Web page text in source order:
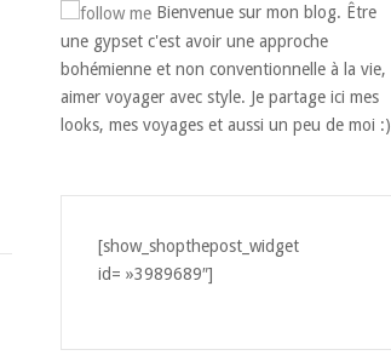
Bienvenue sur mon blog. Être
une gypset c'est avoir une approche
bohémienne et non conventionnelle à la vie,
aimer voyager avec style. Je partage ici mes
looks, mes voyages et aussi un peu de moi :)
[show_shopthepost_widget
id= »3989689″]